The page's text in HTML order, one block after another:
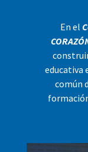
En el
educativa
común